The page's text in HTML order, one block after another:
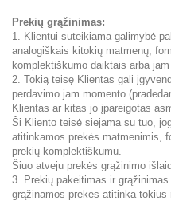
Prekių grąžinimas:
1. Klientui suteikiama galimybė
analogiškais kitokių matmenų,
komplektiškumo daiktais arba
2. Tokią teisę Klientas gali
perdavimo jam momento
Klientas ar kitas jo įpareigotas
Ši Kliento teisė siejama su tuo,
atitinkamos prekės matmenimis,
prekių komplektiškumu.
Šiuo atveju prekės grąžinimo
3. Prekių pakeitimas ir
grąžinamos prekės atitinka tokius